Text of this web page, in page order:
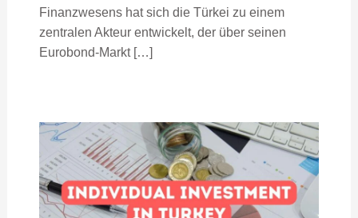
Finanzwesens hat sich die Türkei zu einem
zentralen Akteur entwickelt, der über seinen
Eurobond-Markt […]